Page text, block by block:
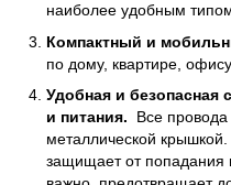
наиболее удобным
Компактный и
по дому, квартире,
Удобная и безопасная
и питания. Все
металлической
защищает от попадания